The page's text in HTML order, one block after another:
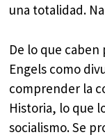
una totalidad.
De lo que caben
Engels como
comprender la
Historia, lo que
socialismo. Se